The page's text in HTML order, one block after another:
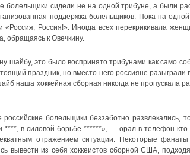
болельщики сидели не на одной трибуне, а были
поддержка болельщиков. Пока на
«Россия, Россия!». Иногда всех перекрикивала
обращаясь к Овечкину.
шайбу, это было воспринято трибунами как само
праздник, но вместо него россияне разыграли
наша хоккейная сборная никогда не пропускала
болельщики беззаботно развлекались,
****, в силовой борьбе ******», — орал в телефон
отражением ситуации. Некоторые
вывести из себя хоккеистов сборной США,